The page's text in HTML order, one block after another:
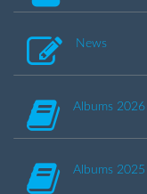
News
Albums 2026
Albums 2025